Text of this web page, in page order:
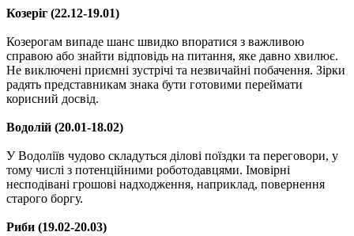
Козеріг (22.12-19.01)
Козерогам випаде шанс швидко впоратися з важливою
справою або знайти відповідь на питання, яке давно хвилює.
Не виключені приємні зустрічі та незвичайні побачення. Зірки
радять представникам знака бути готовими переймати
корисний досвід.
Водолій (20.01-18.02)
У Водоліїв чудово складуться ділові поїздки та переговори, у
тому числі з потенційними роботодавцями. Імовірні
несподівані грошові надходження, наприклад, повернення
старого боргу.
Риби (19.02-20.03)